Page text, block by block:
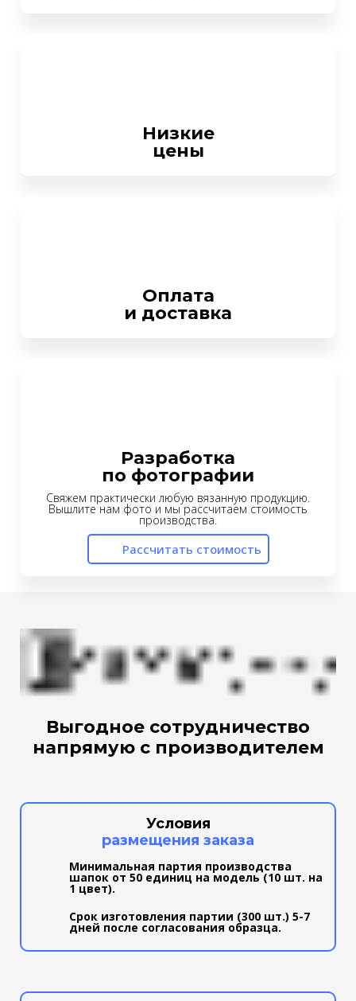
Низкие
цены
Оплата
и доставка
Разработка
по фотографии
Свяжем практически любую вязанную продукцию.
Вышлите нам фото и мы рассчитаем стоимость
производства.
Рассчитать стоимость
Выгодное сотрудничество
напрямую с производителем
Условия
размещения заказа
Минимальная партия производства
шапок от 50 единиц на модель (10 шт. на
1 цвет).
Срок изготовления партии (300 шт.) 5-7
дней после согласования образца.